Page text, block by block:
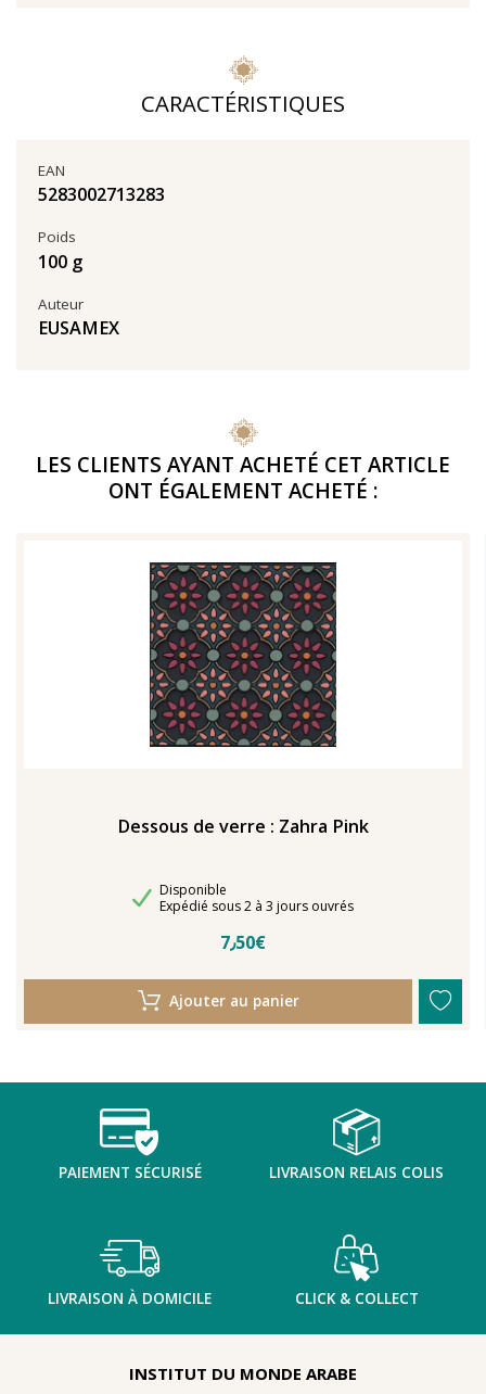
CARACTÉRISTIQUES
EAN
5283002713283
Poids
100 g
Auteur
EUSAMEX
LES CLIENTS AYANT ACHETÉ CET ARTICLE
ONT ÉGALEMENT ACHETÉ :
Dessous de verre : Zahra Pink
Disponibilité
Disponible
Délais de livraison
Expédié sous 2 à 3 jours ouvrés
7٫50€
Ajouter au panier
PAIEMENT SÉCURISÉ LIVRAISON RELAIS COLIS
LIVRAISON À DOMICILE CLICK & COLLECT
INSTITUT DU MONDE ARABE